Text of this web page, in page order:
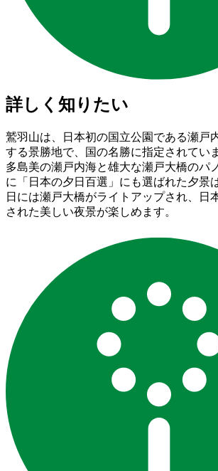
詳しく知りたい
鷲羽山は、日本初の国立公園である瀬戸
する景勝地で、国の名勝に指定されてい
多島美の瀬戸内海と雄大な瀬戸大橋のパ
に「日本の夕日百選」にも選ばれた夕景
日には瀬戸大橋がライトアップされ、日
された美しい夜景が楽しめます。